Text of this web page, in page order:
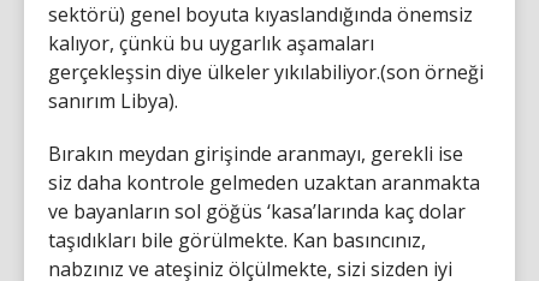
sektörü) genel boyuta kıyaslandığında önemsiz
kalıyor, çünkü bu uygarlık aşamaları
gerçekleşsin diye ülkeler yıkılabiliyor.(son örneği
sanırım Libya).
Bırakın meydan girişinde aranmayı, gerekli ise
siz daha kontrole gelmeden uzaktan aranmakta
ve bayanların sol göğüs ‘kasa’larında kaç dolar
taşıdıkları bile görülmekte. Kan basıncınız,
nabzınız ve ateşiniz ölçülmekte, sizi sizden iyi